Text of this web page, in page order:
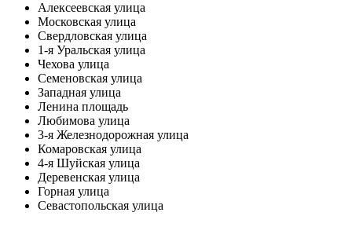
Алексеевская улица
Московская улица
Свердловская улица
1-я Уральская улица
Чехова улица
Семеновская улица
Западная улица
Ленина площадь
Любимова улица
3-я Железнодорожная улица
Комаровская улица
4-я Шуйская улица
Деревенская улица
Горная улица
Севастопольская улица